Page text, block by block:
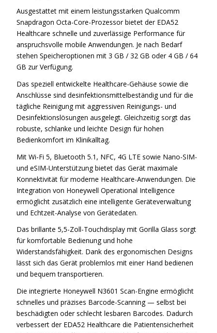
Ausgestattet mit einem leistungsstarken Qualcomm
Snapdragon Octa-Core-Prozessor bietet der EDA52
Healthcare schnelle und zuverlässige Performance für
anspruchsvolle mobile Anwendungen. Je nach Bedarf
stehen Speicheroptionen mit 3 GB / 32 GB oder 4 GB / 64
GB zur Verfügung.
Das speziell entwickelte Healthcare-Gehäuse sowie die
Anschlüsse sind desinfektionsmittelbeständig und für die
tägliche Reinigung mit aggressiven Reinigungs- und
Desinfektionslösungen ausgelegt. Gleichzeitig sorgt das
robuste, schlanke und leichte Design für hohen
Bedienkomfort im Klinikalltag.
Mit Wi-Fi 5, Bluetooth 5.1, NFC, 4G LTE sowie Nano-SIM-
und eSIM-Unterstützung bietet das Gerät maximale
Konnektivität für moderne Healthcare-Anwendungen. Die
Integration von Honeywell Operational Intelligence
ermöglicht zusätzlich eine intelligente Geräteverwaltung
und Echtzeit-Analyse von Gerätedaten.
Das brillante 5,5-Zoll-Touchdisplay mit Gorilla Glass sorgt
für komfortable Bedienung und hohe
Widerstandsfähigkeit. Dank des ergonomischen Designs
lässt sich das Gerät problemlos mit einer Hand bedienen
und bequem transportieren.
Die integrierte Honeywell N3601 Scan-Engine ermöglicht
schnelles und präzises Barcode-Scanning — selbst bei
beschädigten oder schlecht lesbaren Barcodes. Dadurch
verbessert der EDA52 Healthcare die Patientensicherheit